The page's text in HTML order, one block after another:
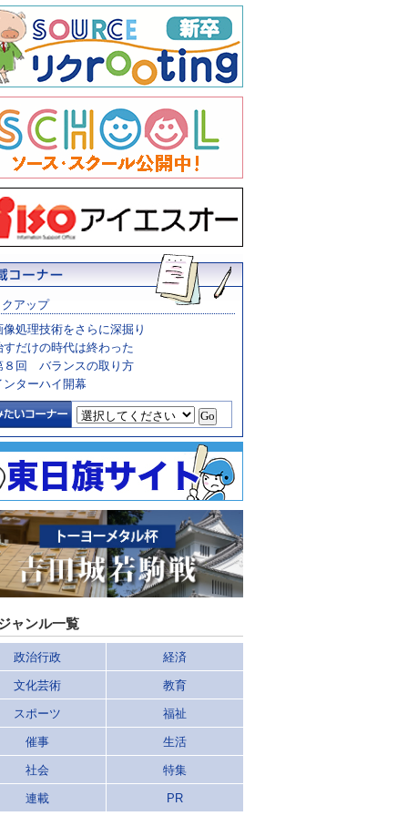
アップ
像処理技術をさらに深掘り
すだけの時代は終わった
８回 バランスの取り方
ンターハイ開幕
ャンル一覧
政治行政 経済
文化芸術 教育
スポーツ 福祉
催事 生活
社会 特集
連載 PR